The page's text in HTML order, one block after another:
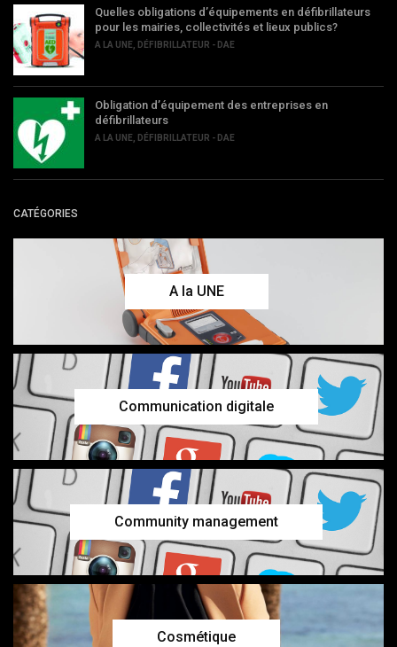
Quelles obligations d’équipements en défibrillateurs
pour les mairies, collectivités et lieux publics?
A LA UNE, DÉFIBRILLATEUR - DAE
Obligation d’équipement des entreprises en
défibrillateurs
A LA UNE, DÉFIBRILLATEUR - DAE
CATÉGORIES
A la UNE
Communication digitale
Community management
Cosmétique